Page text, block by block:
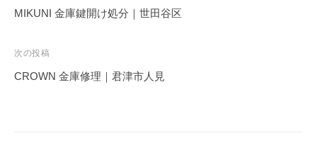
稿
ビ
ゲ
MIKUNI 金庫鍵開け処分｜世田谷区
次の投稿
CROWN 金庫修理｜君津市人見